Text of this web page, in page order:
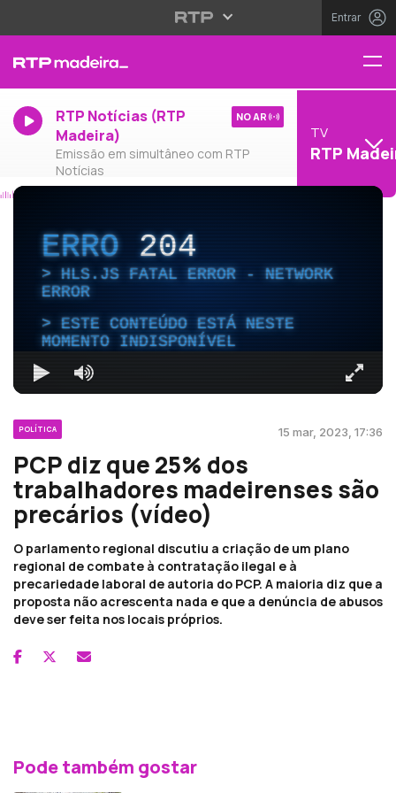
Entrar
RTP Notícias (RTP
Madeira)
Emissão em simultâneo com RTP
Notícias
NO AR
TV
RTP
ERRO204
HLS.JS FATAL ERROR - NETWORK
ERROR
ESTE CONTEÚDO ESTÁ NESTE
MOMENTO INDISPONÍVEL
POLÍTICA 15 mar, 2023, 17:36
PCP diz que 25% dos
trabalhadores madeirenses são
precários (vídeo)
O parlamento regional discutiu a criação de um plano
regional de combate à contratação ilegal e à
precariedade laboral de autoria do PCP. A maioria diz que a
proposta não acrescenta nada e que a denúncia de abusos
deve ser feita nos locais próprios.
Pode também gostar